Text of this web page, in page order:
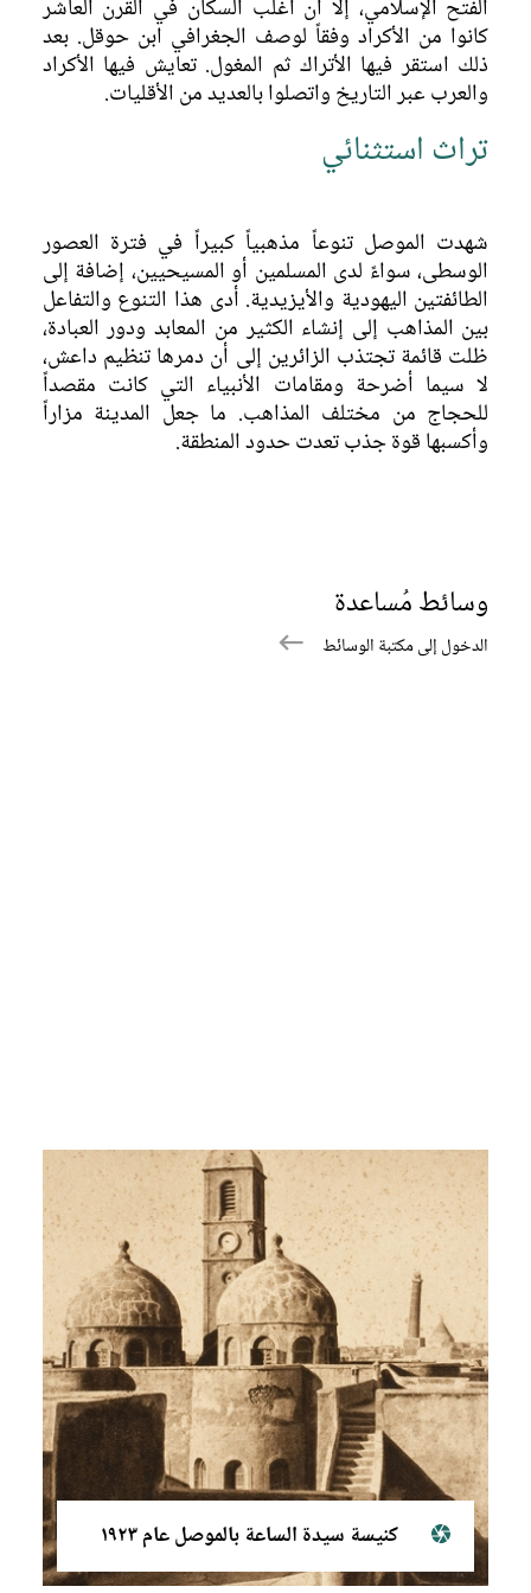
الموصل في العصور الوسطى والحديثة
ولادة متحف
الفتح الإسلامي، إلا أن أغلب السكان في القرن العاشر
كانوا من الأكراد وفقاً لوصف الجغرافي ابن حوقل. بعد
ذلك استقر فيها الأتراك ثم المغول. تعايش فيها الأكراد
والعرب عبر التاريخ واتصلوا بالعديد من الأقليات.
تراث استثنائي
شهدت الموصل تنوعاً مذهبياً كبيراً في فترة العصور
الوسطى، سواءً لدى المسلمين أو المسيحيين، إضافة إلى
الطائفتين اليهودية والأيزيدية. أدى هذا التنوع والتفاعل
بين المذاهب إلى إنشاء الكثير من المعابد ودور العبادة،
ظلت قائمة تجتذب الزائرين إلى أن دمرها تنظيم داعش،
لا سيما أضرحة ومقامات الأنبياء التي كانت مقصداً
للحجاج من مختلف المذاهب. ما جعل المدينة مزاراً
وأكسبها قوة جذب تعدت حدود المنطقة.
وسائط مُساعدة
الدخول إلى مكتبة الوسائط
كنيسة سيدة الساعة بالموصل عام ١٩٢٣